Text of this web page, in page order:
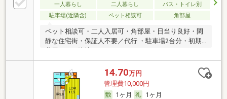
一人暮らし 二人暮らし
バス・トイレ別
駐車場(近隣含)
ペット相談可 角部屋
ペット相談可・二人入居可・角部屋・日当り良好・閑
静な住宅街・保証人不要／代行 ・駐車場2台分・初期
14.70万円
管理費10,000円
1ヶ月
1ヶ月